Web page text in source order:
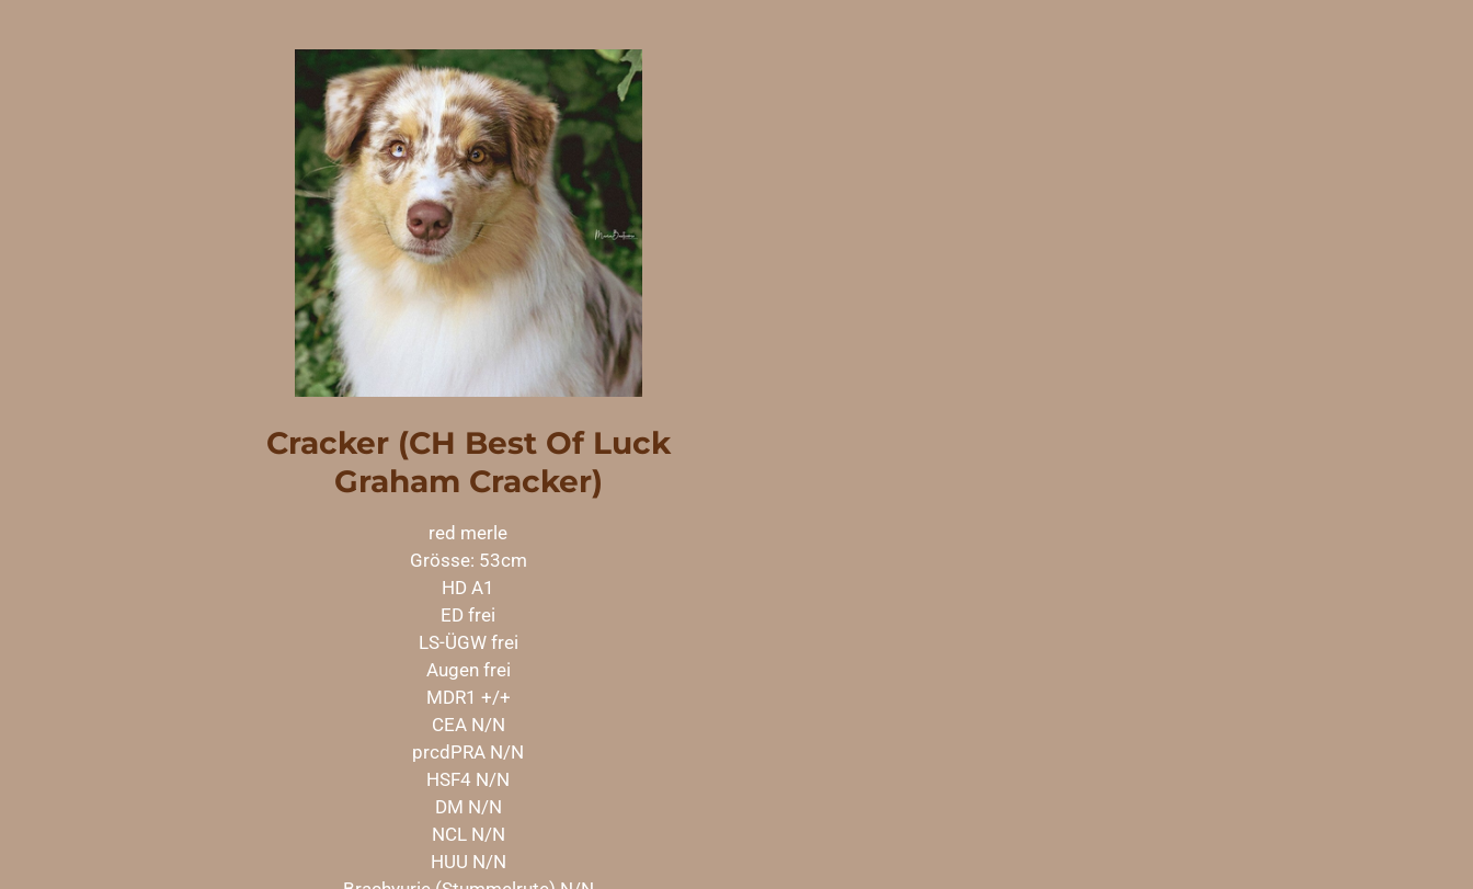
Cracker (CH Best Of Luck
Graham Cracker)
red merle
Grösse: 53cm
HD A1
ED frei
LS-ÜGW frei
Augen frei
MDR1 +/+
CEA N/N
prcdPRA N/N
HSF4 N/N
DM N/N
NCL N/N
HUU N/N